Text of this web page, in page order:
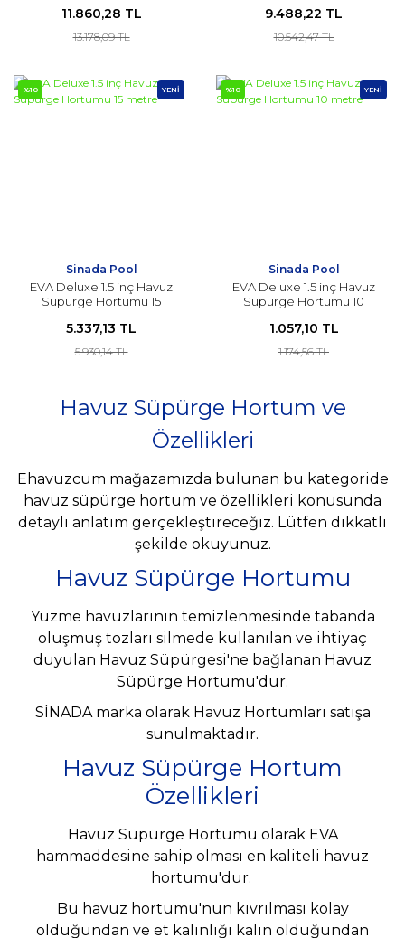
11.860,28 TL
13.178,09 TL
9.488,22 TL
10.542,47 TL
%10 YENİ
Sinada Pool
EVA Deluxe 1.5 inç Havuz
Süpürge Hortumu 15
5.337,13 TL
5.930,14 TL
%10 YENİ
Sinada Pool
EVA Deluxe 1.5 inç Havuz
Süpürge Hortumu 10
1.057,10 TL
1.174,56 TL
Havuz Süpürge Hortum ve
Özellikleri
Ehavuzcum mağazamızda bulunan bu kategoride
havuz süpürge hortum ve özellikleri konusunda
detaylı anlatım gerçekleştireceğiz. Lütfen dikkatli
şekilde okuyunuz.
Havuz Süpürge Hortumu
Yüzme havuzlarının temizlenmesinde tabanda
oluşmuş tozları silmede kullanılan ve ihtiyaç
duyulan Havuz Süpürgesi'ne bağlanan Havuz
Süpürge Hortumu'dur.
SİNADA marka olarak Havuz Hortumları satışa
sunulmaktadır.
Havuz Süpürge Hortum
Özellikleri
Havuz Süpürge Hortumu olarak EVA
hammaddesine sahip olması en kaliteli havuz
hortumu'dur.
Bu havuz hortumu'nun kıvrılması kolay
olduğundan ve et kalınlığı kalın olduğundan